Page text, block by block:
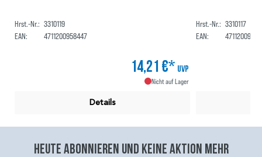
Hrst.-Nr.: 3310119
EAN:
4711200958447
14,21 €* UVP
Nicht auf Lager
Details
Hrst.-Nr.: 3310117
EAN:
Heute abonnieren und keine aktion mehr